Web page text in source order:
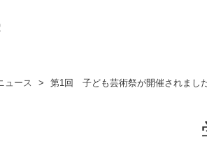
ュース > 第1回 子ども芸術祭が開催されまし